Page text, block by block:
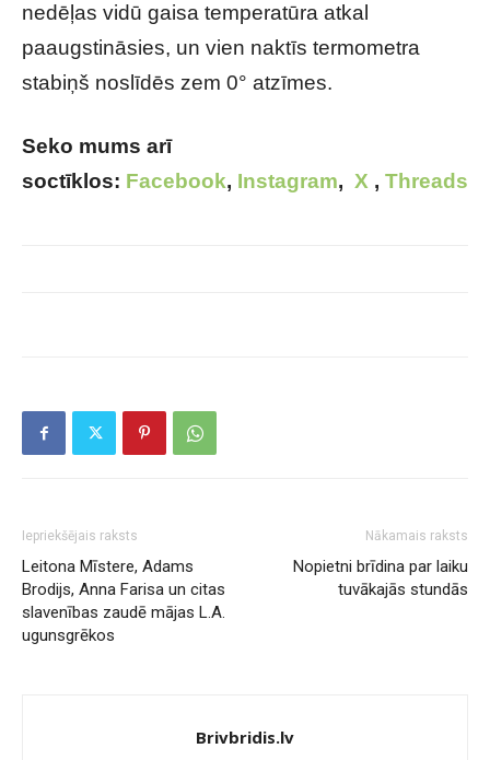
nedēļas vidū gaisa temperatūra atkal
paaugstināsies, un vien naktīs termometra
stabiņš noslīdēs zem 0° atzīmes.
Seko mums arī
soctīklos: Facebook, Instagram, X , Threads
Iepriekšējais raksts
Leitona Mīstere, Adams
Brodijs, Anna Farisa un citas
slavenības zaudē mājas L.A.
ugunsgrēkos
Nākamais raksts
Nopietni brīdina par laiku
tuvākajās stundās
Brivbridis.lv